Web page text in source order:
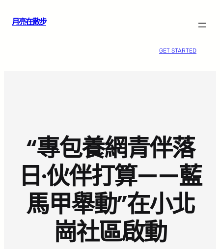
月亮在散步
GET STARTED
“專包養網青伴落
日·伙伴打算——藍
馬甲舉動”在小北
崗社區啟動